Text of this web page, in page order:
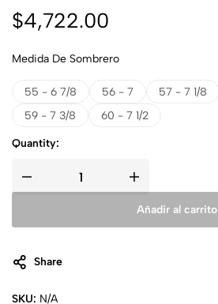
$4,722.00
Medida De Sombrero
55 - 6 7/8 56 - 7 57 - 7 1/8
59 - 7 3/8
60 - 7 1/2
Quantity:
Añadir al carrito
Share
SKU: N/A